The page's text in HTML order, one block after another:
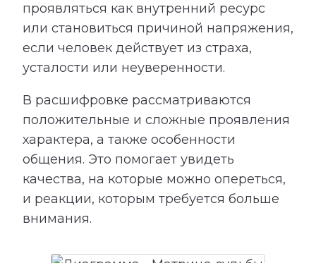
проявляться как внутренний ресурс
или становиться причиной напряжения,
если человек действует из страха,
усталости или неуверенности.
В расшифровке рассматриваются
положительные и сложные проявления
характера, а также особенности
общения. Это помогает увидеть
качества, на которые можно опереться,
и реакции, которым требуется больше
внимания.